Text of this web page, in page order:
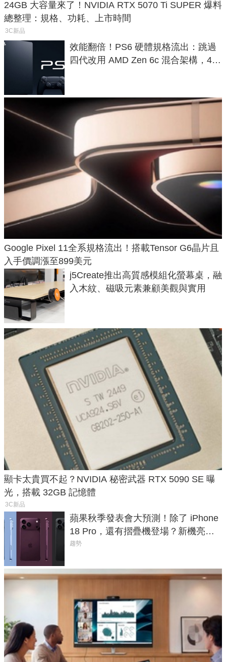
24GB 大容量來了！NVIDIA RTX 5070 Ti SUPER 爆料
總整理：規格、功耗、上市時間
3C新品
效能翻倍！PS6 硬體規格流出：跳過
四代改用 AMD Zen 6c 混合架構，4K
Google Pixel 11全系規格流出！搭載Tensor G6晶片且
入手價調漲至899美元
j5Create推出高質感模組化螢幕桌，融
入木紋、磁吸元素兼顧美觀與實用
顯卡太貴買不起？NVIDIA 秘密武器 RTX 5090 SE 曝
光，搭載 32GB 記憶體
3C新品
蘋果秋季發表會大預測！除了 iPhone
18 Pro，還有摺疊機登場？新機亮點
預測一次看
趨勢